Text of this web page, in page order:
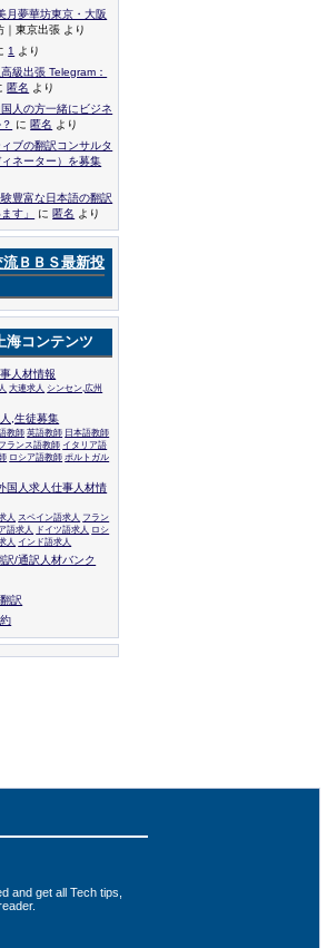
月夢華坊東京・大阪
｜東京出張 より
1
より
級出張 Telegram：
匿名 より
人の方一緒にビジネ
に 匿名 より
ブの翻訳コンサルタ
ネーター）を募集
験豊富な日本語の翻訳
す」
に 匿名 より
流ＢＢＳ最新投
海コンテンツ
人材情報
大連求人 シンセン,広州
,生徒募集
教師 英語教師 日本語教師
フランス語教師 イタリア語
ロシア語教師 ポルトガル
国人求人仕事人材情
人 スペイン語求人 フラン
語求人 ドイツ語求人 ロシ
人 インド語求人
/通訳人材バンク
訳
and get all Tech tips,